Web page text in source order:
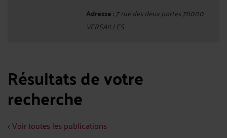
Adresse :7 rue des deux portes 78000
VERSAILLES
Résultats de votre
recherche
< Voir toutes les publications